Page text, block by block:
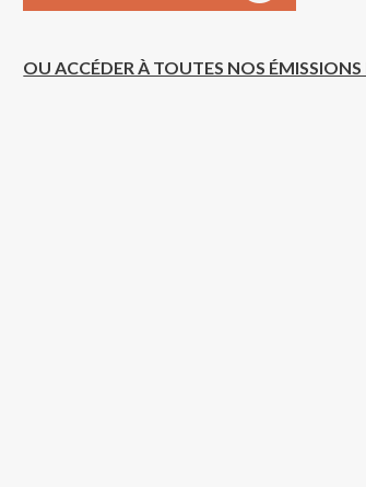
OU ACCÉDER À TOUTES NOS ÉMISSIONS